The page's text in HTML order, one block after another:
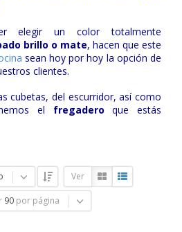
elegir un color totalmente
brillo o mate, hacen que este
sean hoy por hoy la opción de
clientes.
cubetas, del escurridor, así como
el fregadero que estás
Ver
90 por página